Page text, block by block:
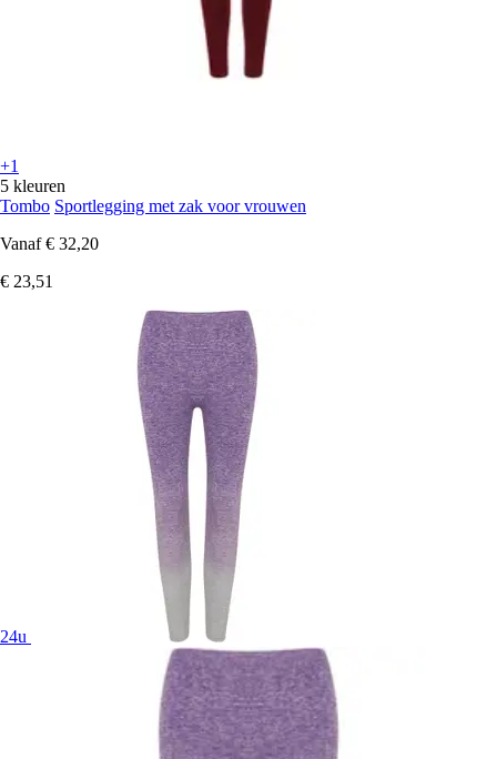
+1
5 kleuren
Tombo Sportlegging met zak voor vrouwen
Vanaf € 32,20
€ 23,51
24u